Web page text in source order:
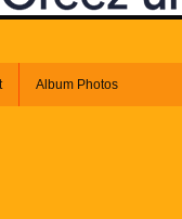
Album Photos